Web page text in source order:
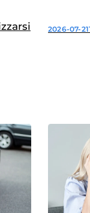
2026-07-